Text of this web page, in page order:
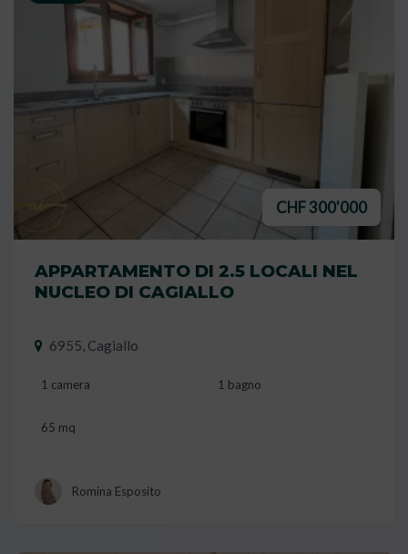
CHF 300'000
APPARTAMENTO DI 2.5 LOCALI NEL
NUCLEO DI CAGIALLO
6955, Cagiallo
1 camera 1 bagno
65 mq
Romina Esposito